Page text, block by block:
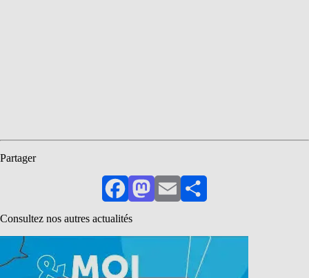
Partager
FacebookMastodon
EmailPartager
Consultez nos autres actualités